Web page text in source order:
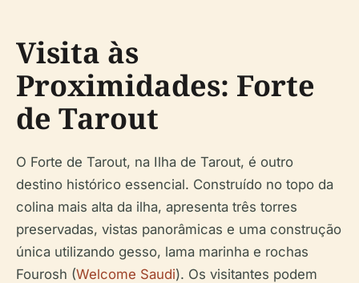
Visita às
Proximidades: Forte
de Tarout
O Forte de Tarout, na Ilha de Tarout, é outro
destino histórico essencial. Construído no topo da
colina mais alta da ilha, apresenta três torres
preservadas, vistas panorâmicas e uma construção
única utilizando gesso, lama marinha e rochas
Fourosh (Welcome Saudi). Os visitantes podem